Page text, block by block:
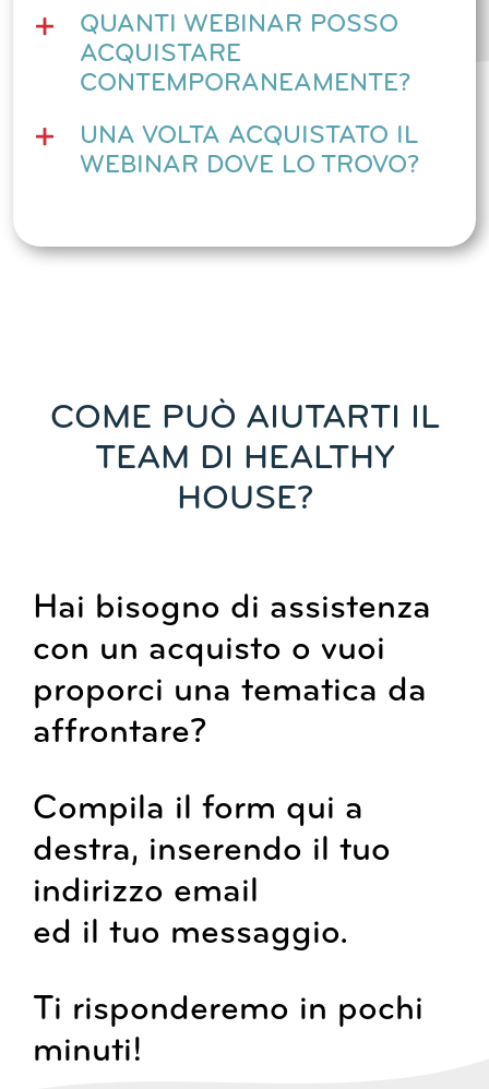
QUANTI WEBINAR POSSO
ACQUISTARE
CONTEMPORANEAMENTE?
UNA VOLTA ACQUISTATO IL
WEBINAR DOVE LO TROVO?
COME PUÒ AIUTARTI IL
TEAM DI HEALTHY
HOUSE?
Hai bisogno di assistenza
con un acquisto o vuoi
proporci una tematica da
affrontare?
Compila il form qui a
destra, inserendo il tuo
indirizzo email
ed il tuo messaggio.
Ti risponderemo in pochi
minuti!